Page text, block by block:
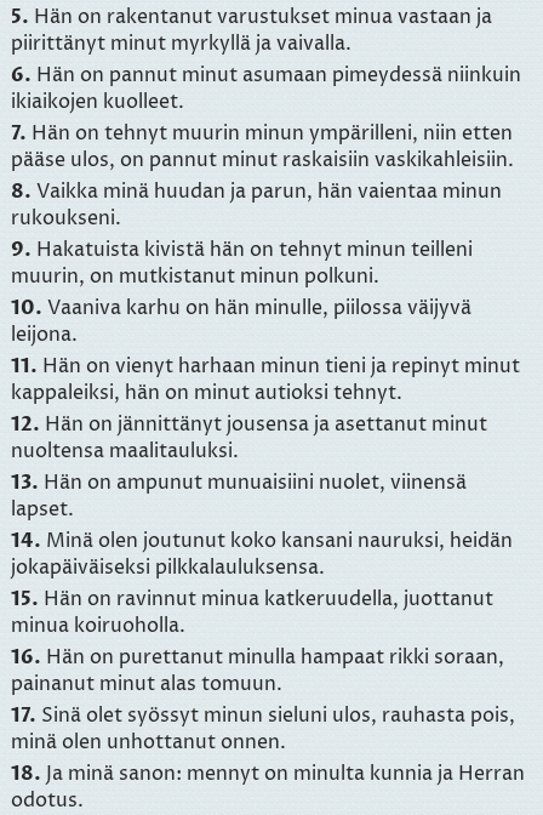
5. Hän on rakentanut varustukset minua vastaan ja
piirittänyt minut myrkyllä ja vaivalla.
6. Hän on pannut minut asumaan pimeydessä niinkuin
ikiaikojen kuolleet.
7. Hän on tehnyt muurin minun ympärilleni, niin etten
pääse ulos, on pannut minut raskaisiin vaskikahleisiin.
8. Vaikka minä huudan ja parun, hän vaientaa minun
rukoukseni.
9. Hakatuista kivistä hän on tehnyt minun teilleni
muurin, on mutkistanut minun polkuni.
10. Vaaniva karhu on hän minulle, piilossa väijyvä
leijona.
11. Hän on vienyt harhaan minun tieni ja repinyt minut
kappaleiksi, hän on minut autioksi tehnyt.
12. Hän on jännittänyt jousensa ja asettanut minut
nuoltensa maalitauluksi.
13. Hän on ampunut munuaisiini nuolet, viinensä
lapset.
14. Minä olen joutunut koko kansani nauruksi, heidän
jokapäiväiseksi pilkkalauluksensa.
15. Hän on ravinnut minua katkeruudella, juottanut
minua koiruoholla.
16. Hän on purettanut minulla hampaat rikki soraan,
painanut minut alas tomuun.
17. Sinä olet syössyt minun sieluni ulos, rauhasta pois,
minä olen unhottanut onnen.
18. Ja minä sanon: mennyt on minulta kunnia ja Herran
odotus.